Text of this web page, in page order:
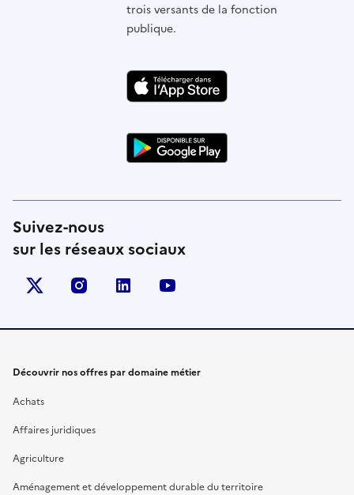
trois versants de la fonction
publique.
Suivez-nous
sur les réseaux sociaux
X (anciennement Twitter)
instagramlinkedin
Découvrir nos offres par domaine métier
Achats
Affaires juridiques
Agriculture
Aménagement et développement durable du territoire